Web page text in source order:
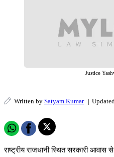
Justice
Written by Satyam Kumar |
राष्ट्रीय राजधानी स्थित सरकारी